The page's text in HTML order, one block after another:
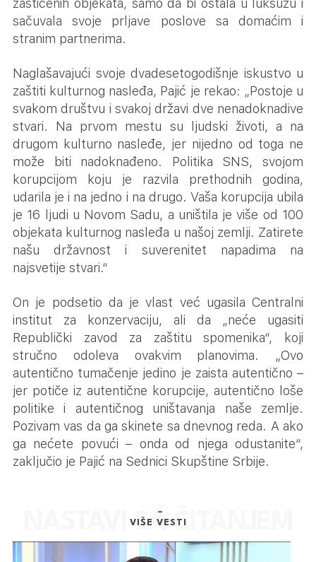
zaštićenih objekata, samo da bi ostala u luksuzu i
sačuvala svoje prljave poslove sa domaćim i
stranim partnerima.
Naglašavajući svoje dvadesetogodišnje iskustvo u
zaštiti kulturnog nasleđa, Pajić je rekao: „Postoje u
svakom društvu i svakoj državi dve nenadoknadive
stvari. Na prvom mestu su ljudski životi, a na
drugom kulturno nasleđe, jer nijedno od toga ne
može biti nadoknađeno. Politika SNS, svojom
korupcijom koju je razvila prethodnih godina,
udarila je i na jedno i na drugo. Vaša korupcija ubila
je 16 ljudi u Novom Sadu, a uništila je više od 100
objekata kulturnog nasleđa u našoj zemlji. Zatirete
našu državnost i suverenitet napadima na
najsvetije stvari.“
On je podsetio da je vlast već ugasila Centralni
institut za konzervaciju, ali da „neće ugasiti
Republički zavod za zaštitu spomenika“, koji
stručno odoleva ovakvim planovima. „Ovo
autentično tumačenje jedino je zaista autentično –
jer potiče iz autentične korupcije, autentično loše
politike i autentičnog uništavanja naše zemlje.
Pozivam vas da ga skinete sa dnevnog reda. A ako
ga nećete povući – onda od njega odustanite“,
zaključio je Pajić na Sednici Skupštine Srbije.
VIŠE VESTI